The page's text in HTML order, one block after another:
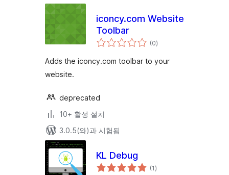
iconcy.com Website
Toolbar
(0전
체
점
)
Adds the iconcy.com toolbar to your
website.
deprecated
10+ 활성 설치
3.0.5(와)과 시험됨
KL Debug
(1전
체)